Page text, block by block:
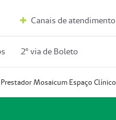
Canais de atendimento
2º via de Boleto